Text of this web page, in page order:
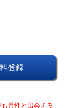
登録
異性と出会える